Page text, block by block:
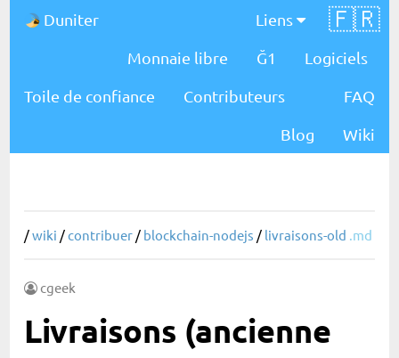
Duniter 🇫🇷
Liens
Monnaie libre Ğ1 Logiciels
Toile de confiance Contributeurs FAQ
Wiki
Blog
/wiki /contribuer / blockchain-nodejs / livraisons-old .md
cgeek
Livraisons (ancienne